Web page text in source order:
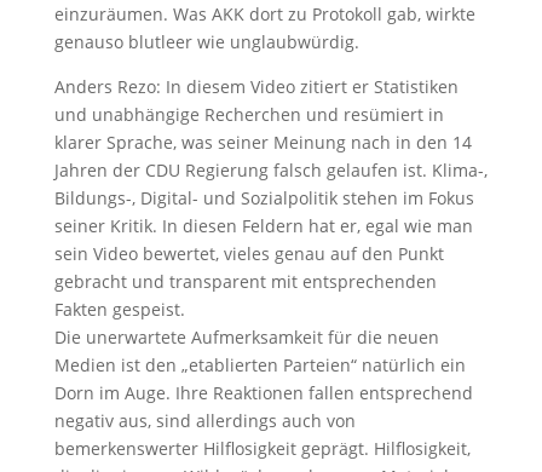
einzuräumen. Was AKK dort zu Protokoll gab, wirkte
genauso blutleer wie unglaubwürdig.
Anders Rezo: In diesem Video zitiert er Statistiken
und unabhängige Recherchen und resümiert in
klarer Sprache, was seiner Meinung nach in den 14
Jahren der CDU Regierung falsch gelaufen ist. Klima-,
Bildungs-, Digital- und Sozialpolitik stehen im Fokus
seiner Kritik. In diesen Feldern hat er, egal wie man
sein Video bewertet, vieles genau auf den Punkt
gebracht und transparent mit entsprechenden
Fakten gespeist.
Die unerwartete Aufmerksamkeit für die neuen
Medien ist den „etablierten Parteien“ natürlich ein
Dorn im Auge. Ihre Reaktionen fallen entsprechend
negativ aus, sind allerdings auch von
bemerkenswerter Hilflosigkeit geprägt. Hilflosigkeit,